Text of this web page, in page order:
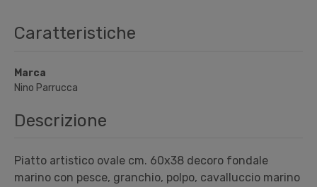
Caratteristiche
Marca
Nino Parrucca
Descrizione
Piatto artistico ovale cm. 60x38 decoro fondale
marino con pesce, granchio, polpo, cavalluccio marino